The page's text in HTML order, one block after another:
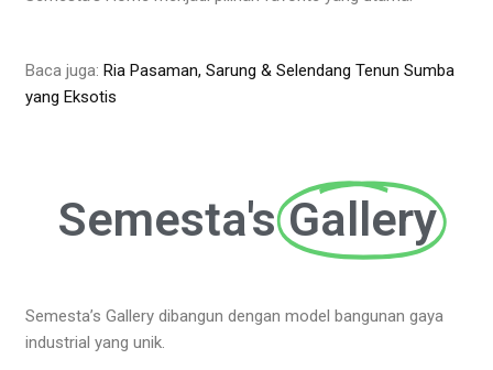
Baca juga:Ria Pasaman, Sarung & Selendang Tenun Sumba
yang Eksotis
Semesta's Gallery
Semesta’s Gallery dibangun dengan model bangunan gaya
industrial yang unik.